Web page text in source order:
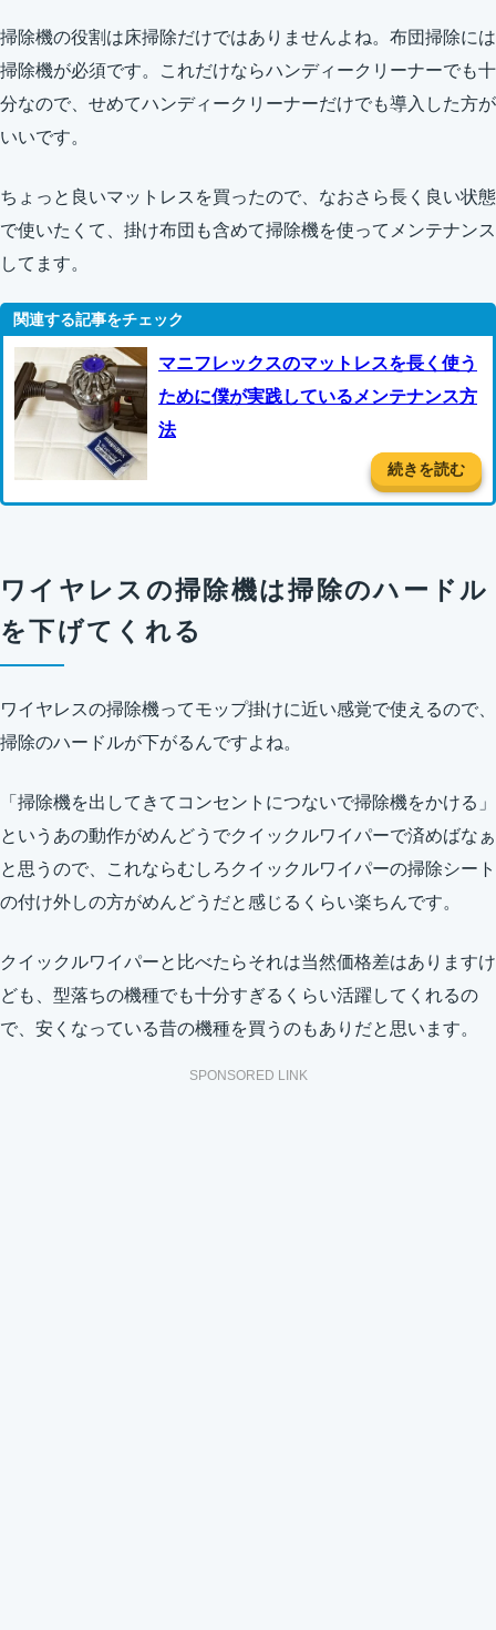
掃除機の役割は床掃除だけではありませんよね。布団掃除には
掃除機が必須です。これだけならハンディークリーナーでも十
分なので、せめてハンディークリーナーだけでも導入した方が
いいです。
ちょっと良いマットレスを買ったので、なおさら長く良い状態
で使いたくて、掛け布団も含めて掃除機を使ってメンテナンス
してます。
マニフレックスのマットレスを長く使う
ために僕が実践しているメンテナンス方
法
続きを読む
ワイヤレスの掃除機は掃除のハードル
を下げてくれる
ワイヤレスの掃除機ってモップ掛けに近い感覚で使えるので、
掃除のハードルが下がるんですよね。
「掃除機を出してきてコンセントにつないで掃除機をかける」
というあの動作がめんどうでクイックルワイパーで済めばなぁ
と思うので、これならむしろクイックルワイパーの掃除シート
の付け外しの方がめんどうだと感じるくらい楽ちんです。
クイックルワイパーと比べたらそれは当然価格差はありますけ
ども、型落ちの機種でも十分すぎるくらい活躍してくれるの
で、安くなっている昔の機種を買うのもありだと思います。
SPONSORED LINK